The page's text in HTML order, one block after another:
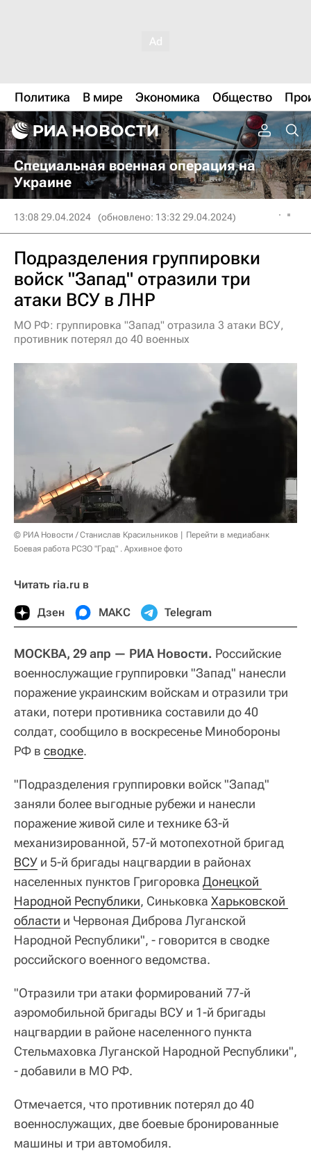
Политика В мире Экономика Общество
Специальная военная операция на
Украине
13:08 29.04.2024 (обновлено: 13:32 29.04.2024)
Подразделения группировки
войск "Запад" отразили три
атаки ВСУ в ЛНР
МО РФ: группировка "Запад" отразила 3 атаки ВСУ,
противник потерял до 40 военных
© РИА Новости / Станислав Красильников
Перейти в медиабанк
Боевая работа РСЗО "Град" . Архивное фото
Читать ria.ru в
Дзен МАКС Telegram
МОСКВА, 29 апр — РИА Новости. Российские
военнослужащие группировки "Запад" нанесли
поражение украинским войскам и отразили три
атаки, потери противника составили до 40
солдат, сообщило в воскресенье Минобороны
РФ в сводке.
"Подразделения группировки войск "Запад"
заняли более выгодные рубежи и нанесли
поражение живой силе и технике 63-й
механизированной, 57-й мотопехотной бригад
ВСУ и 5-й бригады нацгвардии в районах
населенных пунктов Григоровка Донецкой
Народной Республики, Синьковка Харьковской
области и Червоная Диброва Луганской
Народной Республики", - говорится в сводке
российского военного ведомства.
"Отразили три атаки формирований 77-й
аэромобильной бригады ВСУ и 1-й бригады
нацгвардии в районе населенного пункта
Стельмаховка Луганской Народной Республики",
- добавили в МО РФ.
Отмечается, что противник потерял до 40
военнослужащих, две боевые бронированные
машины и три автомобиля.